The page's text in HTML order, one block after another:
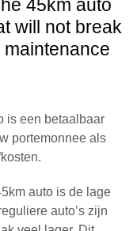
45km auto
will not break
is een betaalbaar
portemonnee als
auto is de lage
auto’s zijn